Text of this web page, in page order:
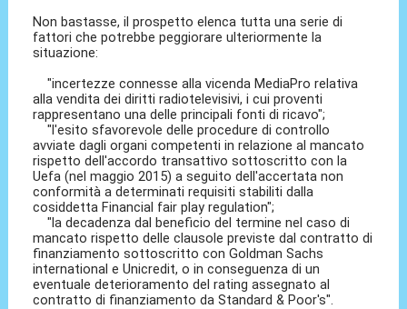
Non bastasse, il prospetto elenca tutta una serie di
fattori che potrebbe peggiorare ulteriormente la
situazione:
"incertezze connesse alla vicenda MediaPro relativa
alla vendita dei diritti radiotelevisivi, i cui proventi
rappresentano una delle principali fonti di ricavo";
"l'esito sfavorevole delle procedure di controllo
avviate dagli organi competenti in relazione al mancato
rispetto dell'accordo transattivo sottoscritto con la
Uefa (nel maggio 2015) a seguito dell'accertata non
conformità a determinati requisiti stabiliti dalla
cosiddetta Financial fair play regulation";
"la decadenza dal beneficio del termine nel caso di
mancato rispetto delle clausole previste dal contratto di
finanziamento sottoscritto con Goldman Sachs
international e Unicredit, o in conseguenza di un
eventuale deterioramento del rating assegnato al
contratto di finanziamento da Standard & Poor's".